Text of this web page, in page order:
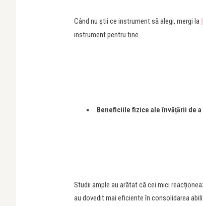
Când nu știi ce instrument să alegi, mergi la
instrument pentru tine.
Beneficiile fizice ale învățării de
Studii ample au arătat că cei mici
au dovedit mai eficiente în consolidarea